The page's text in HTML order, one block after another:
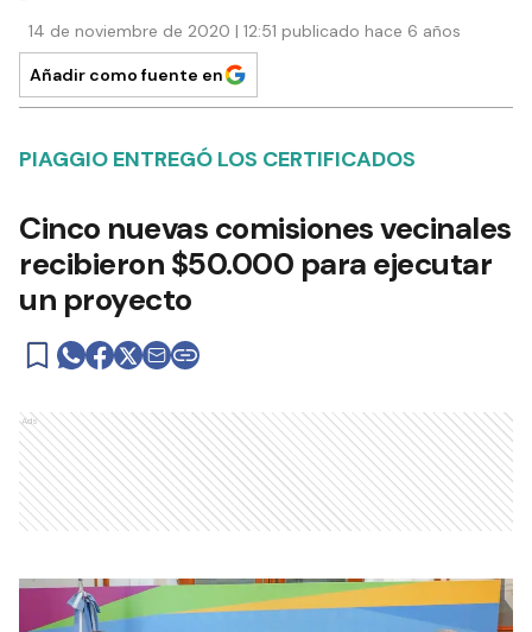
14 de noviembre de 2020 | 12:51 publicado hace 6 años
Añadir como fuente en
PIAGGIO ENTREGÓ LOS CERTIFICADOS
Cinco nuevas comisiones vecinales
recibieron $50.000 para ejecutar
un proyecto
Ads